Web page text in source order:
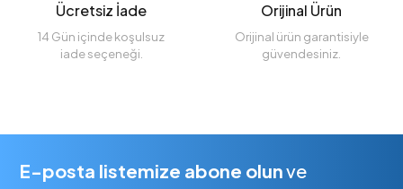
Ücretsiz İade
14 Gün içinde koşulsuz
iade seçeneği.
Orijinal Ürün
Orijinal ürün garantisiyle
güvendesiniz.
E-posta listemize abone olunve